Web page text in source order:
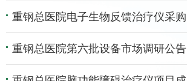
重钢总医院第六批设备市场调研公告